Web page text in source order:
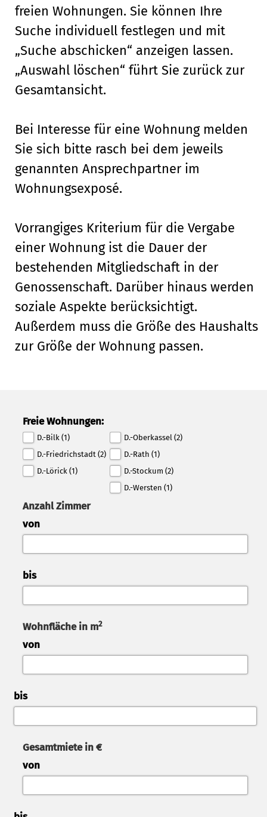
freien Wohnungen. Sie können Ihre
Suche individuell festlegen und mit
„Suche abschicken“ anzeigen lassen.
„Auswahl löschen“ führt Sie zurück zur
Gesamtansicht.
Bei Interesse für eine Wohnung melden
Sie sich bitte rasch bei dem jeweils
genannten Ansprechpartner im
Wohnungsexposé.
Vorrangiges Kriterium für die Vergabe
einer Wohnung ist die Dauer der
bestehenden Mitgliedschaft in der
Genossenschaft. Darüber hinaus werden
soziale Aspekte berücksichtigt.
Außerdem muss die Größe des Haushalts
zur Größe der Wohnung passen.
Freie Wohnungen:
D.-Bilk (1)
D.-Friedrichstadt (2)
D.-Lörick (1)
D.-Oberkassel (2)
D.-Rath (1)
D.-Stockum (2)
D.-Wersten (1)
Anzahl Zimmer
von
bis
Wohnfläche in m2
von
bis
Gesamtmiete in €
von